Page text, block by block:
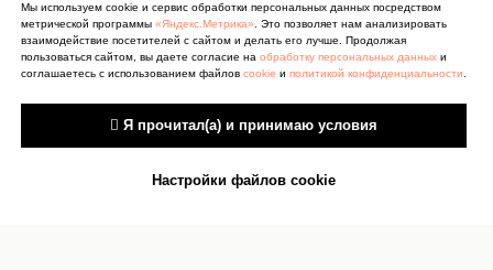
Мы используем cookie и сервис обработки персональных данных посредством
метрической программы «Яндекс.Метрика». Это позволяет нам анализировать
взаимодействие посетителей с сайтом и делать его лучше. Продолжая
пользоваться сайтом, вы даете согласие на обработку персональных данных и
соглашаетесь с использованием файлов cookie и политикой конфиденциальности.
 Я прочитал(а) и принимаю условия
Настройки файлов cookie